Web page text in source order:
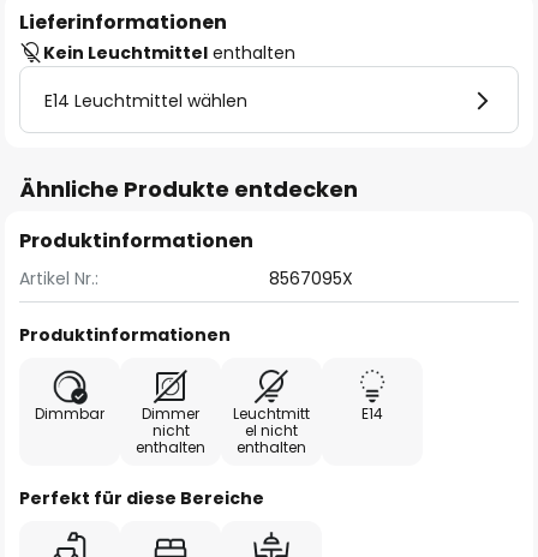
Lieferinformationen
Kein Leuchtmittel enthalten
E14 Leuchtmittel wählen
Ähnliche Produkte entdecken
Produktinformationen
Artikel Nr.: 8567095X
Produktinformationen
Dimmbar
Dimmer
nicht
enthalten
Leuchtmitt
el nicht
enthalten
E14
Perfekt für diese Bereiche